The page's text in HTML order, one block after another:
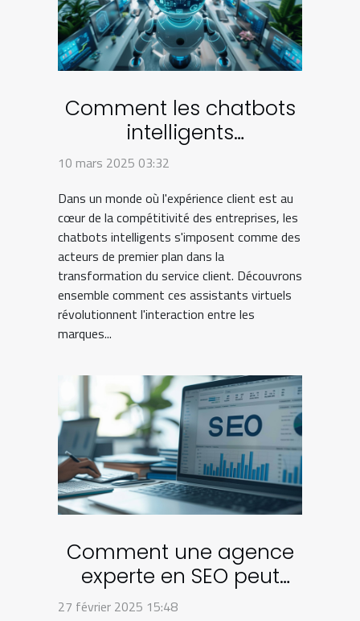
Comment les chatbots
intelligents
transforment le service
10 mars 2025 03:32
Dans un monde où l'expérience client est au
cœur de la compétitivité des entreprises, les
chatbots intelligents s'imposent comme des
acteurs de premier plan dans la
transformation du service client. Découvrons
ensemble comment ces assistants virtuels
révolutionnent l'interaction entre les
marques...
Comment une agence
experte en SEO peut
transformer votre
27 février 2025 15:48